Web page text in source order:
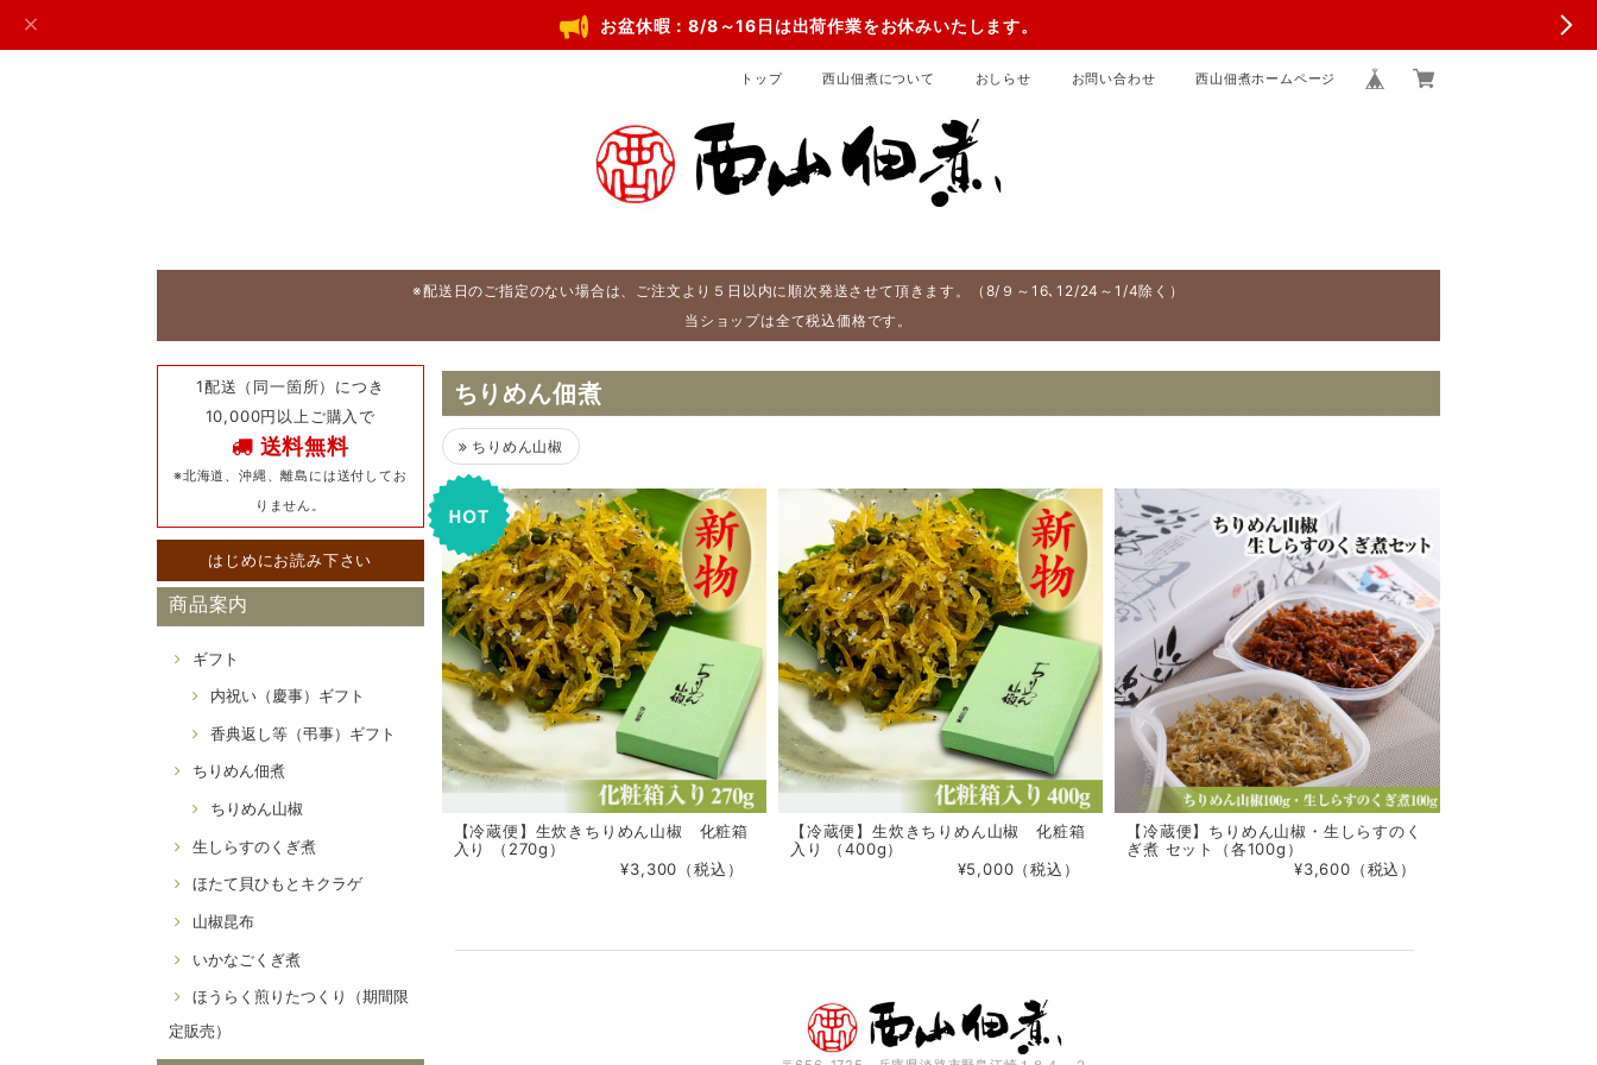
お盆休暇：8/8～16日は出荷作業をお休みいたします。
トップ 西山佃煮について おしらせ お問い合わせ 西山佃煮ホームページ
※配送日のご指定のない場合は、ご注文より５日以内に順次発送させて頂きます。（8/９～16､12/24～1/4除く）
当ショップは全て税込価格です。
1配送（同一箇所）につき
10,000円以上ご購入で
送料無料
※北海道、沖縄、離島には送付してお
りません。
はじめにお読み下さい
商品案内
ギフト
内祝い（慶事）ギフト
香典返し等（弔事）ギフト
ちりめん佃煮
ちりめん山椒
生しらすのくぎ煮
ほたて貝ひもとキクラゲ
山椒昆布
いかなごくぎ煮
ほうらく煎りたつくり（期間限
定販売）
ちりめん佃煮
ちりめん山椒
【冷蔵便】生炊きちりめん山椒 化粧箱
入り （270g）
¥3,300（税込）
【冷蔵便】生炊きちりめん山椒 化粧箱
入り （400g）
¥5,000（税込）
【冷蔵便】ちりめん山椒・生しらすのく
ぎ煮 セット（各100g）
¥3,600（税込）